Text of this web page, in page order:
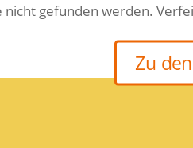
gefunden werden.
Zu